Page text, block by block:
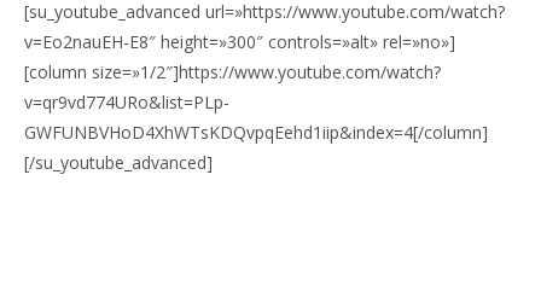
[su_youtube_advanced url=»https://www.youtube.com/watch?
v=Eo2nauEH-E8″ height=»300″ controls=»alt» rel=»no»]
[column size=»1/2″]https://www.youtube.com/watch?
v=qr9vd774URo&list=PLp-
GWFUNBVHoD4XhWTsKDQvpqEehd1iip&index=4[/column]
[/su_youtube_advanced]